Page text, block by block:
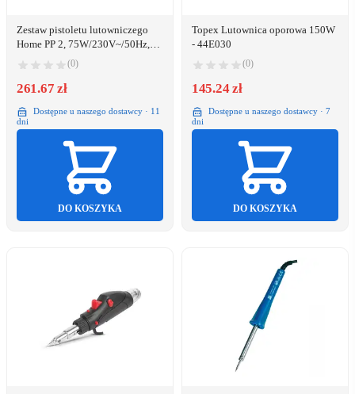
Zestaw pistoletu lutowniczego
Home PP 2, 75W/230V~/50Hz,
(0)
261.67 zł
Dostępne u naszego dostawcy · 11
dni
DO KOSZYKA
Topex Lutownica oporowa 150W
- 44E030
(0)
145.24 zł
Dostępne u naszego dostawcy · 7
dni
DO KOSZYKA